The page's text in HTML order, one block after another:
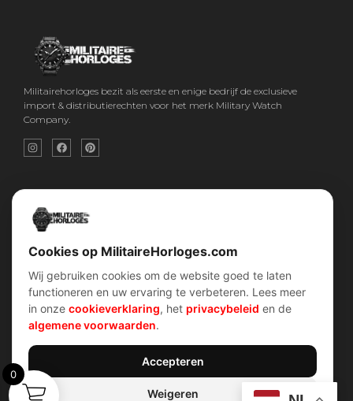
Militairehorloges bezit als eerste en enige bedrijf de exclusieve
import & distributierechten voor het merk Military Watch
Company.
Snel menu
Home
Over ons
Contact
Shop
Categorieën
klantenservice
Verzend & retour
Garantiebeleid
Privacybeleid
Verhalen
Duikers horloges
Contact Info
Cookies op MilitaireHorloges.com
Wij gebruiken cookies om de website goed te laten
functioneren en uw ervaring te verbeteren. Lees meer
in onze cookieverklaring, het privacybeleid en de
algemene voorwaarden.
Accepteren
Weigeren
0